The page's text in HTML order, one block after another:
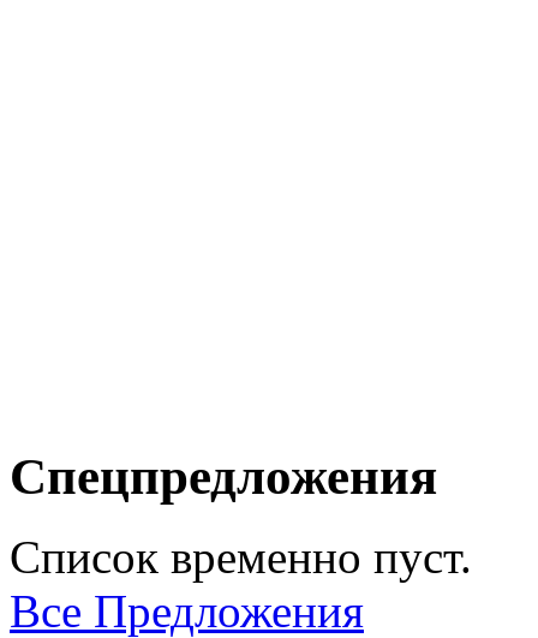
Спецпредложения
Список временно пуст.
Все Предложения